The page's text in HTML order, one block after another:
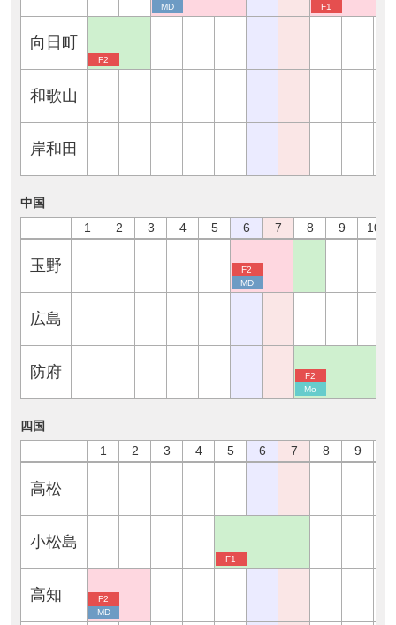
MD F1
向日町
F2
和歌山
岸和田
中国
1
2 3 4 5 6 7 8 9 10
玉野
F2
MD
広島
防府
F2
Mo
四国
1
2 3 4 5 6 7 8 9
高松
小松島
F1
高知
F2
MD